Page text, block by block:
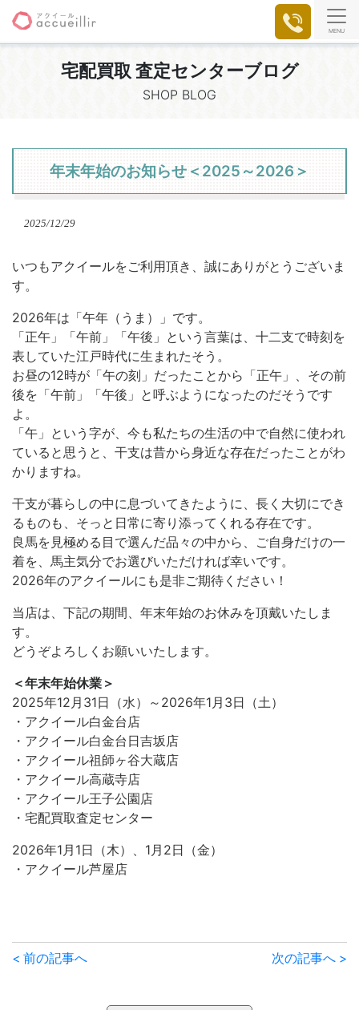
MENU
宅配買取 査定センターブログ
SHOP BLOG
年末年始のお知らせ＜2025～2026＞
2025/12/29
いつもアクイールをご利用頂き、誠にありがとうございま
す。
2026年は「午年（うま）」です。
「正午」「午前」「午後」という言葉は、十二支で時刻を
表していた江戸時代に生まれたそう。
お昼の12時が「午の刻」だったことから「正午」、その前
後を「午前」「午後」と呼ぶようになったのだそうです
よ。
「午」という字が、今も私たちの生活の中で自然に使われ
ていると思うと、干支は昔から身近な存在だったことがわ
かりますね。
干支が暮らしの中に息づいてきたように、長く大切にでき
るものも、そっと日常に寄り添ってくれる存在です。
良馬を見極める目で選んだ品々の中から、ご自身だけの一
着を、馬主気分でお選びいただければ幸いです。
2026年のアクイールにも是非ご期待ください！
当店は、下記の期間、年末年始のお休みを頂戴いたしま
す。
どうぞよろしくお願いいたします。
＜年末年始休業＞
2025年12月31日（水）～2026年1月3日（土）
・アクイール白金台店
・アクイール白金台日吉坂店
・アクイール祖師ヶ谷大蔵店
・アクイール高蔵寺店
・アクイール王子公園店
・宅配買取査定センター
2026年1月1日（木）、1月2日（金）
・アクイール芦屋店
前
< 前の記事へ 次の記事へ >